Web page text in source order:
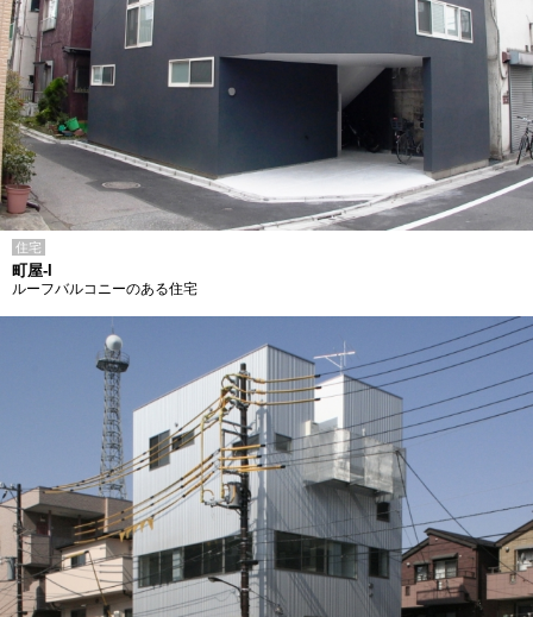
住宅
町屋-I
ルーフバルコニーのある住宅